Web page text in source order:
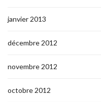
janvier 2013
décembre 2012
novembre 2012
octobre 2012